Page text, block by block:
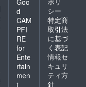
Goo
d
CAM
PFI
RE
for
Ente
rtain
men
t
シー
特定商
取引法
に基づ
く表記
情報セ
キュリ
ティ方
針